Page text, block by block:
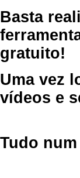
Basta
gratuito!
Uma vez
vídeos e
Tudo